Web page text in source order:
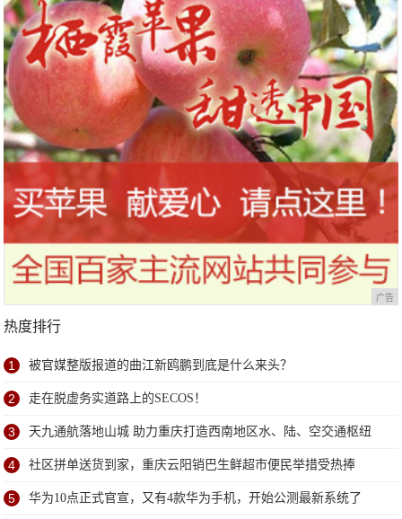
广告
热度排行
1 被官媒整版报道的曲江新鸥鹏到底是什么来头？
2 走在脱虚务实道路上的SECOS！
3 天九通航落地山城 助力重庆打造西南地区水、陆、空交通枢纽
4 社区拼单送货到家，重庆云阳销巴生鲜超市便民举措受热捧
5 华为10点正式官宣，又有4款华为手机，开始公测最新系统了